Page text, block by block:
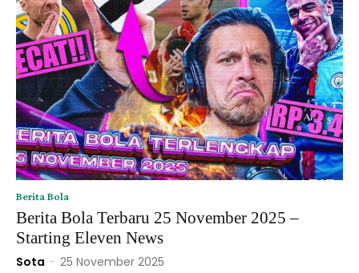
Berita Bola
Berita Bola Terbaru 25 November 2025 –
Starting Eleven News
Sota - 25 November 2025